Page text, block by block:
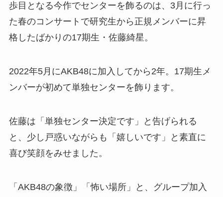
歩目となる今作でセンターを飾るのは、3月に行っ
た春のコンサートで研究生から正規メンバーに昇
格したばかりの17期生・佐藤綺星。
2022年5月にAKB48に加入してから2年。17期生メ
ンバーが初めて単独センターを飾ります。
佐藤は「単独センター決定です」と告げられる
と、少し戸惑いながらも「嬉しいです」と素直に
喜び笑顔をみせました。
「AKB48の象徴」「怖い場所」と、グループ加入